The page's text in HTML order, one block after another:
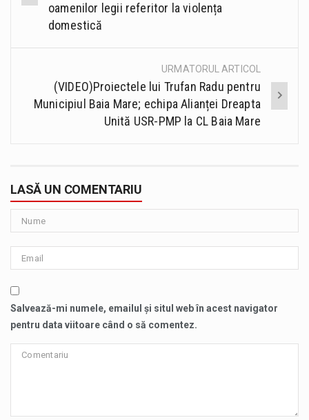
oamenilor legii referitor la violența
domestică
URMATORUL ARTICOL
(VIDEO)Proiectele lui Trufan Radu pentru
Municipiul Baia Mare; echipa Alianței Dreapta
Unită USR-PMP la CL Baia Mare
LASĂ UN COMENTARIU
Salvează-mi numele, emailul și situl web în acest navigator
pentru data viitoare când o să comentez.